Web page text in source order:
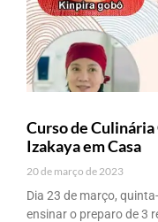
Curso de
Izakaya em Casa
20 de março de 2023
Dia 23 de março,
ensinar o preparo de 3